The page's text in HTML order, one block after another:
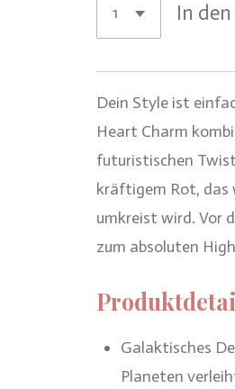
In
Dein Style ist
Heart Charm
futuristischen
kräftigem Rot, das
umkreist wird. Vor
zum absoluten
Galaktisches
Planeten